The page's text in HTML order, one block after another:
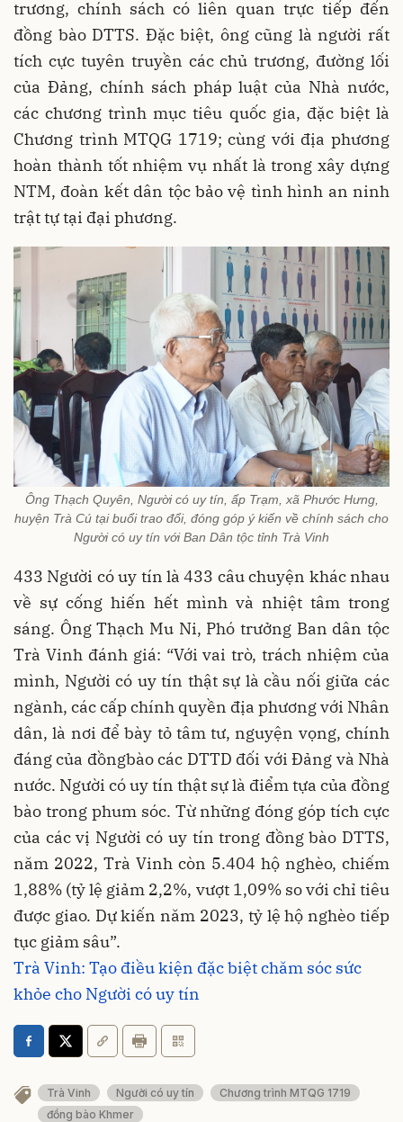
trương, chính sách có liên quan trực tiếp đến
đồng bào DTTS. Đặc biệt, ông cũng là người rất
tích cực tuyên truyền các chủ trương, đường lối
của Đảng, chính sách pháp luật của Nhà nước,
các chương trình mục tiêu quốc gia, đặc biệt là
Chương trình MTQG 1719; cùng với địa phương
hoàn thành tốt nhiệm vụ nhất là trong xây dựng
NTM, đoàn kết dân tộc bảo vệ tình hình an ninh
trật tự tại đại phương.
Ông Thạch Quyên, Người có uy tín, ấp Trạm, xã Phước Hưng,
huyện Trà Cú tại buổi trao đổi, đóng góp ý kiến về chính sách cho
Người có uy tín với Ban Dân tộc tỉnh Trà Vinh
433 Người có uy tín là 433 câu chuyện khác nhau
về sự cống hiến hết mình và nhiệt tâm trong
sáng. Ông Thạch Mu Ni, Phó trưởng Ban dân tộc
Trà Vinh đánh giá: “Với vai trò, trách nhiệm của
mình, Người có uy tín thật sự là cầu nối giữa các
ngành, các cấp chính quyền địa phương với Nhân
dân, là nơi để bày tỏ tâm tư, nguyện vọng, chính
đáng của đồngbào các DTTD đối với Đảng và Nhà
nước. Người có uy tín thật sự là điểm tựa của đồng
bào trong phum sóc. Từ những đóng góp tích cực
của các vị Người có uy tín trong đồng bào DTTS,
năm 2022, Trà Vinh còn 5.404 hộ nghèo, chiếm
1,88% (tỷ lệ giảm 2,2%, vượt 1,09% so với chỉ tiêu
được giao. Dự kiến năm 2023, tỷ lệ hộ nghèo tiếp
tục giảm sâu”.
Trà Vinh: Tạo điều kiện đặc biệt chăm sóc sức
khỏe cho Người có uy tín
Trà Vinh Người có uy tín
Chương trình MTQG 1719
đồng bào Khmer